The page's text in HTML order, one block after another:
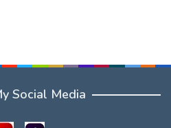
Social Media